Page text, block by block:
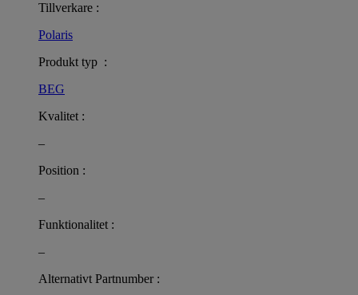
Tillverkare :
Polaris
Produkt typ :
BEG
Kvalitet :
–
Position :
–
Funktionalitet :
–
Alternativt Partnumber :